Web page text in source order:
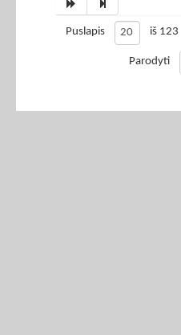
Puslapis iš 123
Parodyti